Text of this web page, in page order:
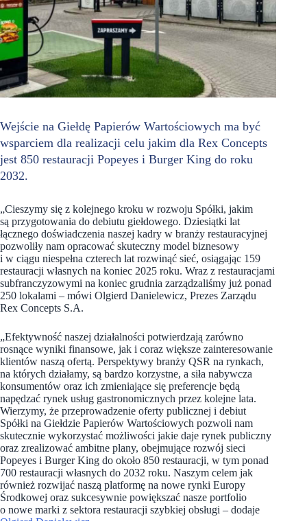
Wejście na Giełdę Papierów Wartościowych ma być
wsparciem dla realizacji celu jakim dla Rex Concepts
jest 850 restauracji Popeyes i Burger King do roku
2032.
„Cieszymy się z kolejnego kroku w rozwoju Spółki, jakim
są przygotowania do debiutu giełdowego. Dziesiątki lat
łącznego doświadczenia naszej kadry w branży restauracyjnej
pozwoliły nam opracować skuteczny model biznesowy
i w ciągu niespełna czterech lat rozwinąć sieć, osiągając 159
restauracji własnych na koniec 2025 roku. Wraz z restauracjami
subfranczyzowymi na koniec grudnia zarządzaliśmy już ponad
250 lokalami – mówi Olgierd Danielewicz, Prezes Zarządu
Rex Concepts S.A.
„Efektywność naszej działalności potwierdzają zarówno
rosnące wyniki finansowe, jak i coraz większe zainteresowanie
klientów naszą ofertą. Perspektywy branży QSR na rynkach,
na których działamy, są bardzo korzystne, a siła nabywcza
konsumentów oraz ich zmieniające się preferencje będą
napędzać rynek usług gastronomicznych przez kolejne lata.
Wierzymy, że przeprowadzenie oferty publicznej i debiut
Spółki na Giełdzie Papierów Wartościowych pozwoli nam
skutecznie wykorzystać możliwości jakie daje rynek publiczny
oraz zrealizować ambitne plany, obejmujące rozwój sieci
Popeyes i Burger King do około 850 restauracji, w tym ponad
700 restauracji własnych do 2032 roku. Naszym celem jak
również rozwijać naszą platformę na nowe rynki Europy
Środkowej oraz sukcesywnie powiększać nasze portfolio
o nowe marki z sektora restauracji szybkiej obsługi – dodaje